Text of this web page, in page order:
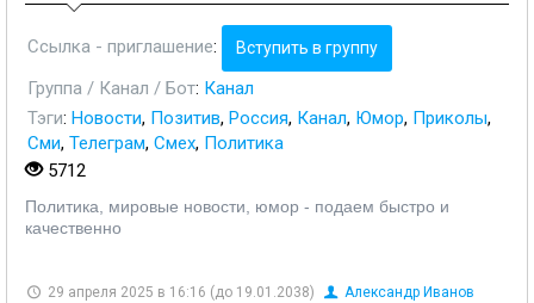
Ссылка - приглашение: Вступить в группу
Группа / Канал / Бот: Канал
Тэги: Новости, Позитив, Россия, Канал, Юмор, Приколы,
Сми, Телеграм, Смех, Политика
5712
Политика, мировые новости, юмор - подаем быстро и
качественно
29 апреля 2025 в 16:16 (до 19.01.2038) Александр Иванов